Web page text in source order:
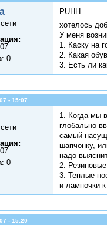
: 0
PUHH
хотелось
У меня
1. Каску на
2. Какая
3. Есть ли
- 15:07
: 0
1. Когда мы
глобально
самый
шапчонку,
надо
2.
3. Теплые
и лампочки
- 15:20